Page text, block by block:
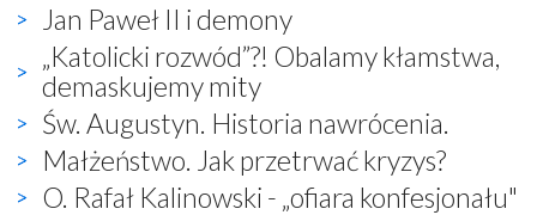
Jan Paweł II i demony
„Katolicki rozwód”?! Obalamy kłamstwa,
demaskujemy mity
Św. Augustyn. Historia nawrócenia.
Małżeństwo. Jak przetrwać kryzys?
O. Rafał Kalinowski - „ofiara konfesjonału"